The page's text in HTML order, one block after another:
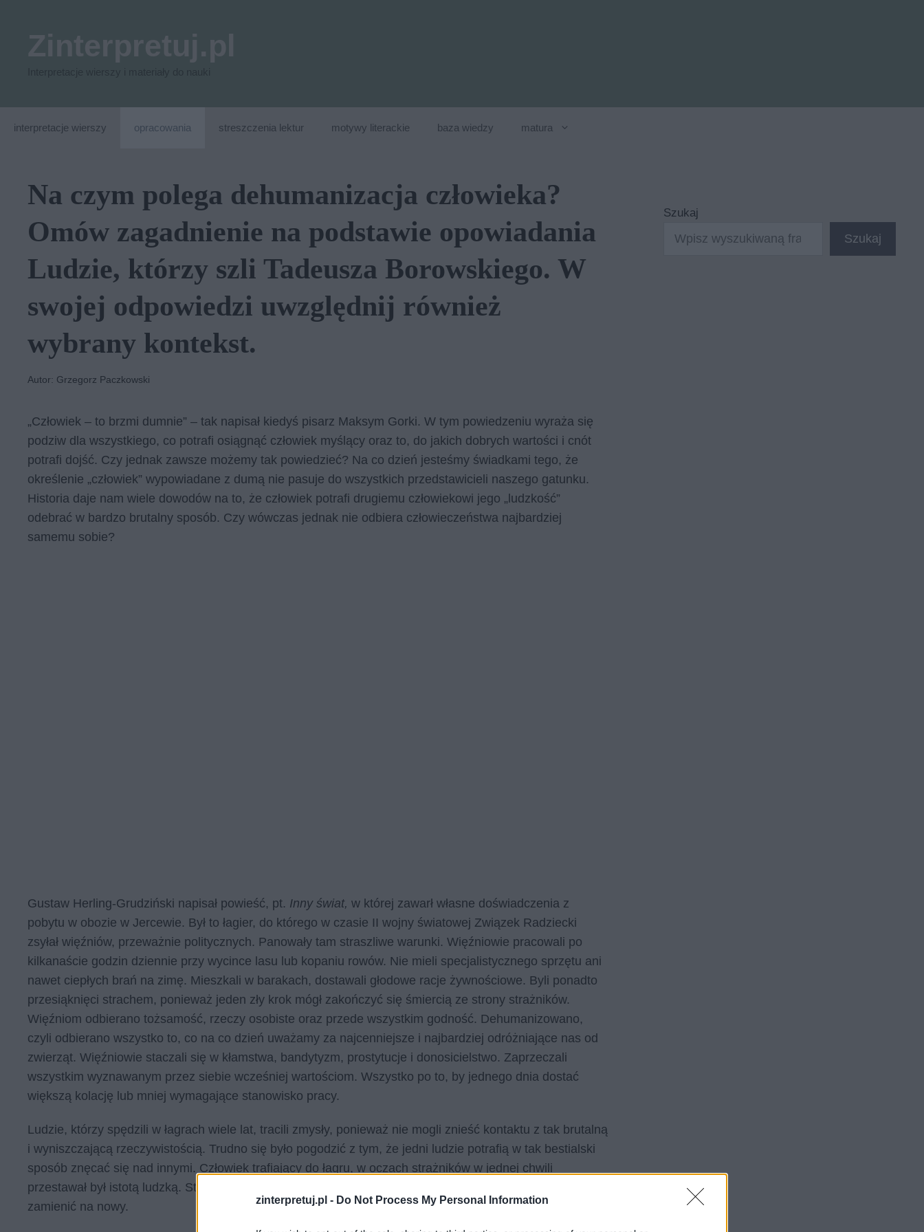
zinterpretuj.pl - Do Not Process My Personal Information
interpretacje wierszy opracowania streszczenia lektur motywy literackie baza wiedzy matura
Na czym polega dehumanizacja człowieka?
Omów zagadnienie na podstawie opowiadania
Ludzie, którzy szli Tadeusza Borowskiego. W
swojej odpowiedzi uwzględnij również
wybrany kontekst.
Autor: Grzegorz Paczkowski
„Człowiek – to brzmi dumnie” – tak napisał kiedyś pisarz Maksym Gorki. W tym powiedzeniu wyraża się
podziw dla wszystkiego, co potrafi osiągnąć człowiek myślący oraz to, do jakich dobrych wartości i cnót
potrafi dojść. Czy jednak zawsze możemy tak powiedzieć? Na co dzień jesteśmy świadkami tego, że
określenie „człowiek” wypowiadane z dumą nie pasuje do wszystkich przedstawicieli naszego gatunku.
Historia daje nam wiele dowodów na to, że człowiek potrafi drugiemu człowiekowi jego „ludzkość”
odebrać w bardzo brutalny sposób. Czy wówczas jednak nie odbiera człowieczeństwa najbardziej
samemu sobie?
Gustaw Herling-Grudziński napisał powieść, pt. Inny świat, w której zawarł własne doświadczenia z
pobytu w obozie w Jercewie. Był to łagier, do którego w czasie II wojny światowej Związek Radziecki
zsyłał więźniów, przeważnie politycznych. Panowały tam straszliwe warunki. Więźniowie pracowali po
kilkanaście godzin dziennie przy wycince lasu lub kopaniu rowów. Nie mieli specjalistycznego sprzętu ani
nawet ciepłych brań na zimę. Mieszkali w barakach, dostawali głodowe racje żywnościowe. Byli ponadto
przesiąknięci strachem, ponieważ jeden zły krok mógł zakończyć się śmiercią ze strony strażników.
Więźniom odbierano tożsamość, rzeczy osobiste oraz przede wszystkim godność. Dehumanizowano,
czyli odbierano wszystko to, co na co dzień uważamy za najcenniejsze i najbardziej odróżniające nas od
zwierząt. Więźniowie staczali się w kłamstwa, bandytyzm, prostytucje i donosicielstwo. Zaprzeczali
wszystkim wyznawanym przez siebie wcześniej wartościom. Wszystko po to, by jednego dnia dostać
większą kolację lub mniej wymagające stanowisko pracy.
Ludzie, którzy spędzili w łagrach wiele lat, tracili zmysły, ponieważ nie mogli znieść kontaktu z tak brutalną
i wyniszczającą rzeczywistością. Trudno się było pogodzić z tym, że jedni ludzie potrafią w tak bestialski
sposób znęcać się nad innymi. Człowiek trafiający do łagru, w oczach strażników w jednej chwili
przestawał był istotą ludzką. Stawał się narzędziem, przedmiotem, którą w każdej chwili można wyrzucić i
zamienić na nowy.
Szukaj
Szukaj